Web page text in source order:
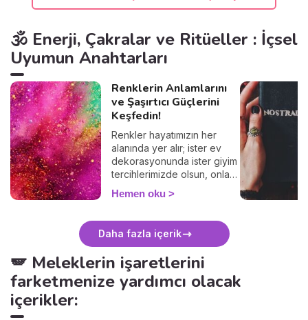
🕉️ Enerji, Çakralar ve Ritüeller : İçsel
Uyumun Anahtarları
Renklerin Anlamlarını
ve Şaşırtıcı Güçlerini
Keşfedin!
Renkler hayatımızın her
alanında yer alır; ister ev
dekorasyonunda ister giyim
tercihlerimizde olsun, onları
her gün kullanırız. Ancak
çoğu kişi bilmez ki, her renk
sahiptir. Bu anlamları doğru
kullanarak aşkı, şansı ve
çekebilirsiniz... Hangi rengin
ne anlama geldiğini hemen
keşfedin!
Hemen oku
Daha fazla içerik
🪽 Meleklerin işaretlerini
farketmenize yardımcı olacak
içerikler: